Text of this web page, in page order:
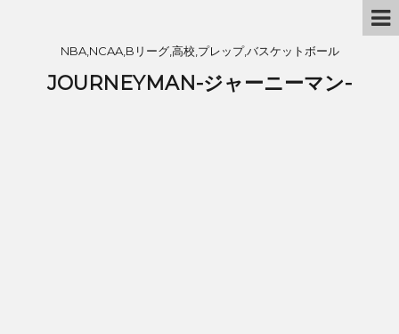
NBA,NCAA,Bリーグ,高校,プレップ,バスケットボール
JOURNEYMAN-ジャーニーマン-